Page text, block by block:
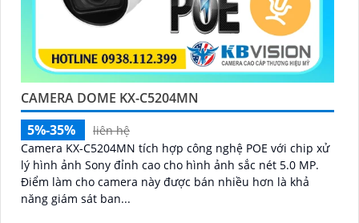
CAMERA DOME KX-C5204MN
5%-35%
liên hệ
Camera KX-C5204MN tích hợp công nghệ POE với chip xử
lý hình ảnh Sony đỉnh cao cho hình ảnh sắc nét 5.0 MP.
Điểm làm cho camera này được bán nhiều hơn là khả
năng giám sát ban...